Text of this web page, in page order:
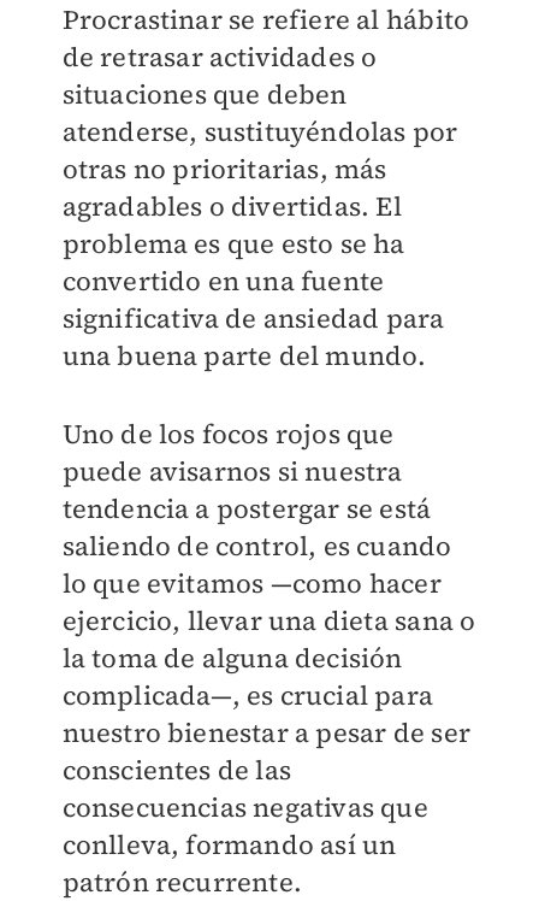
Procrastinar se refiere al hábito
de retrasar actividades o
situaciones que deben
atenderse, sustituyéndolas por
otras no prioritarias, más
agradables o divertidas. El
problema es que esto se ha
convertido en una fuente
significativa de ansiedad para
una buena parte del mundo.
Uno de los focos rojos que
puede avisarnos si nuestra
tendencia a postergar se está
saliendo de control, es cuando
lo que evitamos —como hacer
ejercicio, llevar una dieta sana o
la toma de alguna decisión
complicada—, es crucial para
nuestro bienestar a pesar de ser
conscientes de las
consecuencias negativas que
conlleva, formando así un
patrón recurrente.